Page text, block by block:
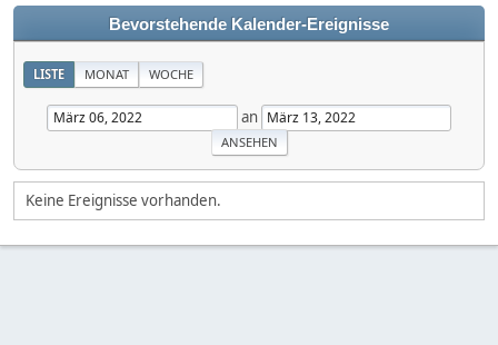
Bevorstehende Kalender-Ereignisse
LISTE MONAT WOCHE
an
Keine Ereignisse vorhanden.